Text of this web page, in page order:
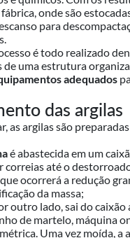
onde são
para
é todo realizado
de uma estrutura
adequados
das argilas
as argilas são
é abastecida em um
até o
ocorrerá a redução
da massa;
outro lado, sai do
de martelo, máquina
Uma vez moída, a